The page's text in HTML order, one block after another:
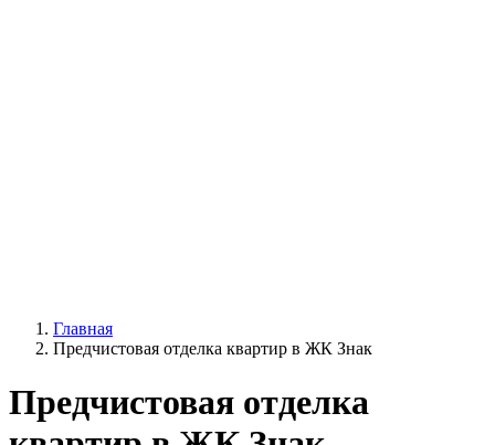
Главная
Предчистовая отделка квартир в ЖК Знак
Предчистовая отделка